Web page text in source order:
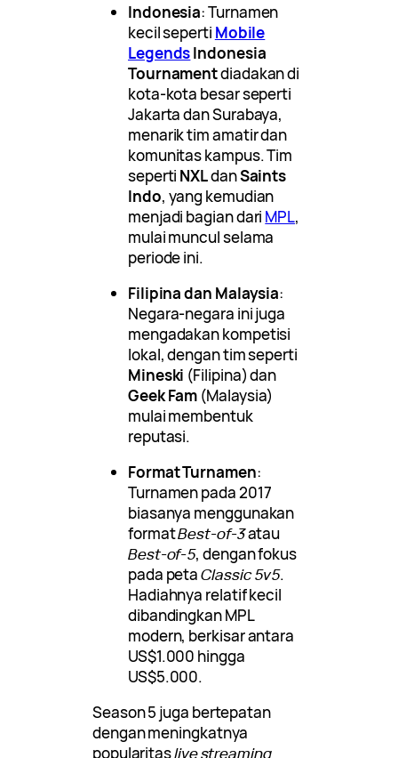
Indonesia: Turnamen
kecil seperti Mobile
LegendsIndonesia
Tournamentdiadakan di
kota-kota besar seperti
Jakarta dan Surabaya,
menarik tim amatir dan
komunitas kampus. Tim
seperti NXLdanSaints
Indo, yang kemudian
menjadi bagian dari MPL,
mulai muncul selama
periode ini.
Filipina dan Malaysia:
Negara-negara ini juga
mengadakan kompetisi
lokal, dengan tim seperti
Mineski (Filipina) dan
Geek Fam (Malaysia)
mulai membentuk
reputasi.
Format Turnamen:
Turnamen pada 2017
biasanya menggunakan
formatBest-of-3atau
Best-of-5, dengan fokus
pada petaClassic 5v5.
Hadiahnya relatif kecil
dibandingkan MPL
modern, berkisar antara
US$1.000 hingga
US$5.000.
Season 5 juga bertepatan
dengan meningkatnya
popularitaslive streaming